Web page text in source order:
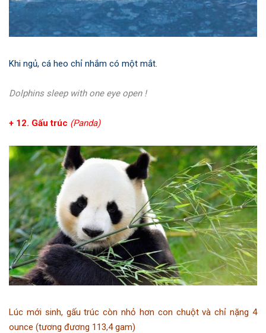
Khi ngủ, cá heo chỉ nhắm có một mắt.
Dolphins sleep with one eye open !
+ 12. Gấu trúc (Panda)
Lúc mới sinh, gấu trúc còn nhỏ hơn con chuột và chỉ nặng 4
ounce (tương đương 113,4 gam)